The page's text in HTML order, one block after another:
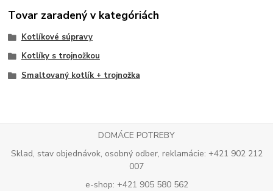
Tovar zaradený v kategóriách
Kotlíkové súpravy
Kotlíky s trojnožkou
Smaltovaný kotlík + trojnožka
DOMÁCE POTREBY
Sklad, stav objednávok, osobný odber, reklamácie: +421 902 212
007
e-shop: +421 905 580 562